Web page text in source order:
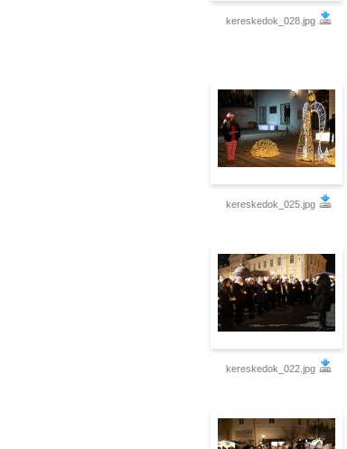
kereskedok_028.jpg
kereskedok_025.jpg
kereskedok_022.jpg